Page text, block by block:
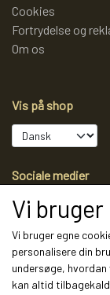
Cookies
Fortrydelse og
Om os
Vis på shop
Sociale medier
Modtag vores
Vi
Vi bruger egne
personalisere din
undersøge, hvordan
kan altid